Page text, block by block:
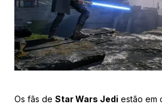
Os fãs de Star Wars Jedi estão em